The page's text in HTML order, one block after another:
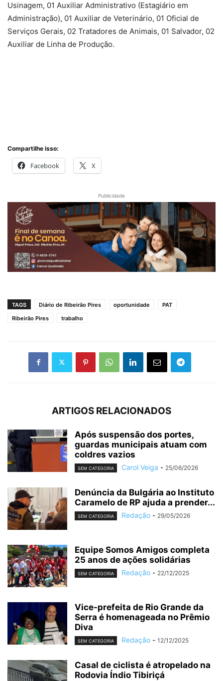
Usinagem, 01 Auxiliar Administrativo (Estagiário em
Administração), 01 Auxiliar de Veterinário, 01 Oficial de
Serviços Gerais, 02 Tratadores de Animais, 01 Salvador, 02
Auxiliar de Linha de Produção.
Compartilhe isso:
Facebook X
Publicidade
TAGS Diário de Ribeirão Pires oportunidade
PAT
Ribeirão Pires
trabalho
ARTIGOS RELACIONADOS
Após suspensão dos portes,
guardas municipais atuam com
coldres vazios
SEM CATEGORIA Carol Veiga - 25/06/2026
Denúncia da Bulgária ao Instituto
Caramelo de RP ajuda a prender...
SEM CATEGORIA Redação - 29/05/2026
Equipe Somos Amigos completa
25 anos de ações solidárias
SEM CATEGORIA Redação - 22/12/2025
Vice-prefeita de Rio Grande da
Serra é homenageada no Prêmio
Diva
SEM CATEGORIA Redação - 12/12/2025
Casal de ciclista é atropelado na
Rodovia Índio Tibiriçá